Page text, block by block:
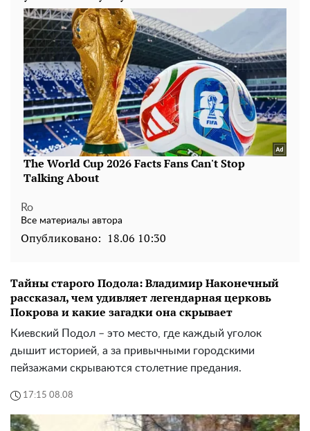
Ro
Все материалы автора
Опубликовано: 18.06 10:30
Тайны старого Подола: Владимир Наконечный
рассказал, чем удивляет легендарная церковь
Покрова и какие загадки она скрывает
Киевский Подол – это место, где каждый уголок
дышит историей, а за привычными городскими
пейзажами скрываются столетние предания.
17:15 08.08